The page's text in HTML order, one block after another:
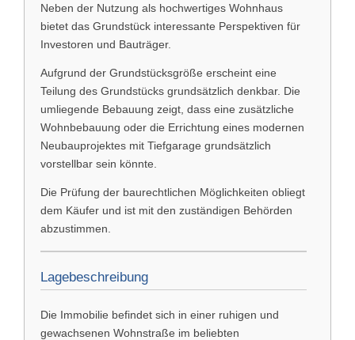
Neben der Nutzung als hochwertiges Wohnhaus
bietet das Grundstück interessante Perspektiven für
Investoren und Bauträger.
Aufgrund der Grundstücksgröße erscheint eine
Teilung des Grundstücks grundsätzlich denkbar. Die
umliegende Bebauung zeigt, dass eine zusätzliche
Wohnbebauung oder die Errichtung eines modernen
Neubauprojektes mit Tiefgarage grundsätzlich
vorstellbar sein könnte.
Die Prüfung der baurechtlichen Möglichkeiten obliegt
dem Käufer und ist mit den zuständigen Behörden
abzustimmen.
Lagebeschreibung
Die Immobilie befindet sich in einer ruhigen und
gewachsenen Wohnstraße im beliebten